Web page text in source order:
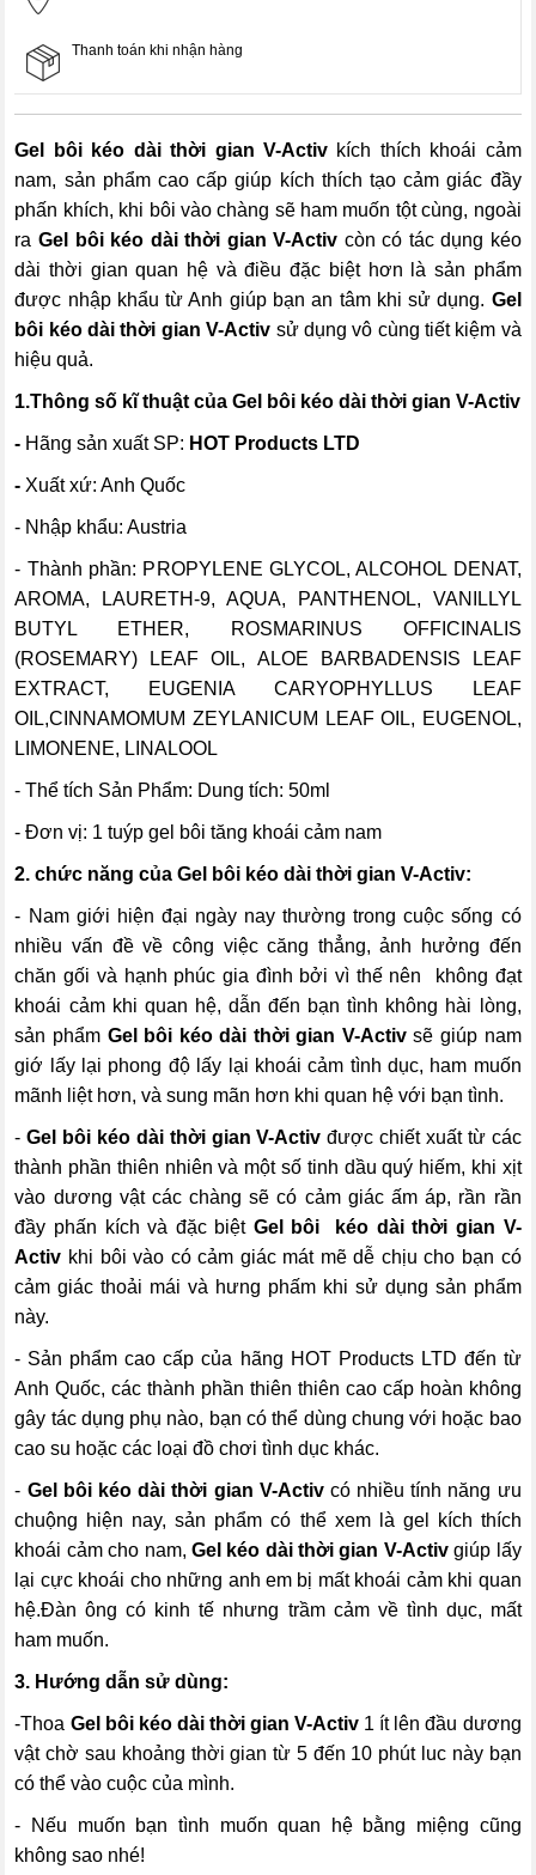
Thanh toán khi nhận hàng
Gel bôi kéo dài thời gian V-Activ kích thích khoái cảm
nam, sản phẩm cao cấp giúp kích thích tạo cảm giác đầy
phấn khích, khi bôi vào chàng sẽ ham muốn tột cùng, ngoài
ra Gel bôi kéo dài thời gian V-Activ còn có tác dụng kéo
dài thời gian quan hệ và điều đặc biệt hơn là sản phẩm
được nhập khẩu từ Anh giúp bạn an tâm khi sử dụng. Gel
bôi kéo dài thời gian V-Activ sử dụng vô cùng tiết kiệm và
hiệu quả.
1.Thông số kĩ thuật của Gel bôi kéo dài thời gian V-Activ
- Hãng sản xuất SP: HOT Products LTD
- Xuất xứ: Anh Quốc
- Nhập khẩu: Austria
- Thành phần: PROPYLENE GLYCOL, ALCOHOL DENAT,
AROMA, LAURETH-9, AQUA, PANTHENOL, VANILLYL
BUTYL ETHER, ROSMARINUS OFFICINALIS
(ROSEMARY) LEAF OIL, ALOE BARBADENSIS LEAF
EXTRACT, EUGENIA CARYOPHYLLUS LEAF
OIL,CINNAMOMUM ZEYLANICUM LEAF OIL, EUGENOL,
LIMONENE, LINALOOL
- Thể tích Sản Phẩm: Dung tích: 50ml
- Đơn vị: 1 tuýp gel bôi tăng khoái cảm nam
2. chức năng của Gel bôi kéo dài thời gian V-Activ:
- Nam giới hiện đại ngày nay thường trong cuộc sống có
nhiều vấn đề về công việc căng thẳng, ảnh hưởng đến
chăn gối và hạnh phúc gia đình bởi vì thế nên không đạt
khoái cảm khi quan hệ, dẫn đến bạn tình không hài lòng,
sản phẩm Gel bôi kéo dài thời gian V-Activsẽ giúp nam
giớ lấy lại phong độ lấy lại khoái cảm tình dục, ham muốn
mãnh liệt hơn, và sung mãn hơn khi quan hệ với bạn tình.
-Gel bôi kéo dài thời gian V-Activ được chiết xuất từ các
thành phần thiên nhiên và một số tinh dầu quý hiếm, khi xịt
vào dương vật các chàng sẽ có cảm giác ấm áp, rần rần
đầy phấn kích và đặc biệt Gel bôi kéo dài thời gian V-
Activ khi bôi vào có cảm giác mát mẽ dễ chịu cho bạn có
cảm giác thoải mái và hưng phấm khi sử dụng sản phẩm
này.
- Sản phẩm cao cấp của hãng HOT Products LTD đến từ
Anh Quốc, các thành phần thiên thiên cao cấp hoàn không
gây tác dụng phụ nào, bạn có thể dùng chung với hoặc bao
cao su hoặc các loại đồ chơi tình dục khác.
- Gel bôi kéo dài thời gian V-Activ có nhiều tính năng ưu
chuộng hiện nay, sản phẩm có thể xem là gel kích thích
khoái cảm cho nam, Gel kéo dài thời gian V-Activ giúp lấy
lại cực khoái cho những anh em bị mất khoái cảm khi quan
hệ.Đàn ông có kinh tế nhưng trầm cảm về tình dục, mất
ham muốn.
3. Hướng dẫn sử dùng:
-Thoa Gel bôi kéo dài thời gian V-Activ 1 ít lên đầu dương
vật chờ sau khoảng thời gian từ 5 đến 10 phút luc này bạn
có thể vào cuộc của mình.
- Nếu muốn bạn tình muốn quan hệ bằng miệng cũng
không sao nhé!